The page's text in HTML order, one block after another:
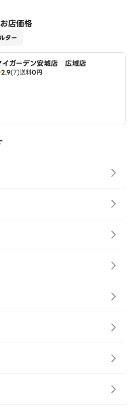
店価格
ター
イガーデン安城店 広域店
2.9(7)送料0円